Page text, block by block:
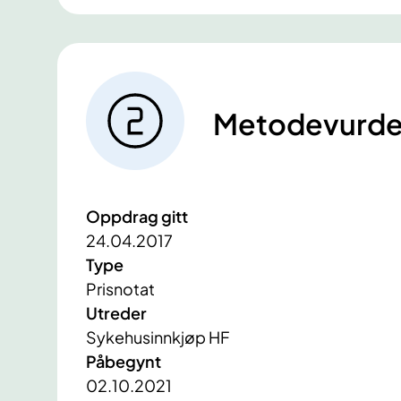
Oppdrag gitt
24.04.2017
Type
Prisnotat
Utreder
Sykehusinnkjøp HF
Påbegynt
02.10.2021